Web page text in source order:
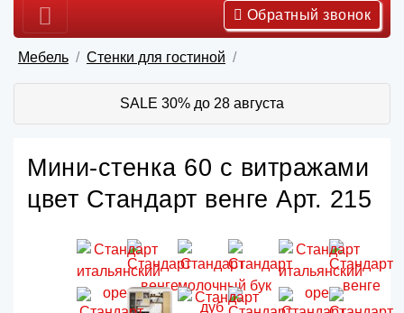
Обратный звонок
Мебель Стенки для гостиной
SALE 30% до 28 августа
Мини-стенка 60 с витражами
цвет Стандарт венге Арт. 215